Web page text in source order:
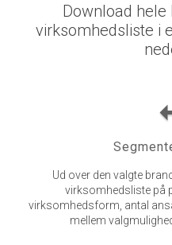
Download
virksomhedsliste i
Ud over den valgte
virksomhedsliste på
virksomhedsform, antal
mellem